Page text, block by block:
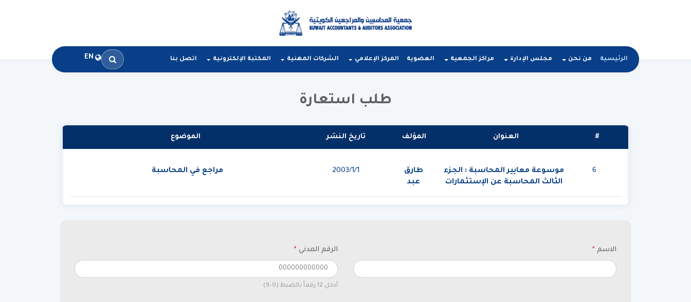
الرئيسية من نحن مجلس الإدارة مراكز الجمعية العضوية المركز الإعلامي الشركات المهنية المكتبة الإلكترونية اتصل بنا EN
طلب استعارة
# العنوان المؤلف تاريخ النشر الموضوع
6
موسوعة معايير المحاسبة : الجزء
الثالث المحاسبة عن الإستثمارات
طارق
عبد
حماد
1‏‏/1‏‏/2003 مراجع في المحاسبة
الاسم * الرقم المدني *
أدخل 12 رقماً بالضبط (0–9)